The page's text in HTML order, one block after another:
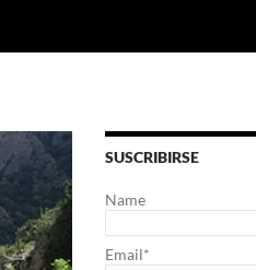
SUSCRIBIRSE
Name
Email*